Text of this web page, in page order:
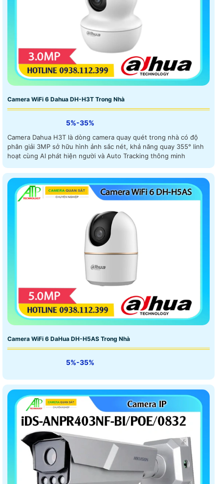
Camera WiFi 6 Dahua DH-H3T Trong Nhà
5%-35%
Camera Dahua H3T là dòng camera quay quét trong nhà có độ
phân giải 3MP sở hữu hình ảnh sắc nét, khả năng quay 355° linh
hoạt cùng AI phát hiện người và Auto Tracking thông minh
Camera WiFi 6 DaHua DH-H5AS Trong Nhà
5%-35%